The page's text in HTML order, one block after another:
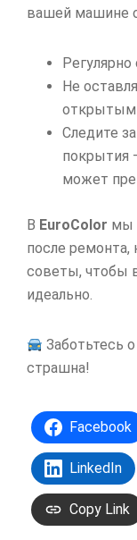
вашей машине
Не
открытым
Следите
покрытия
может
В EuroColor мы
после ремонта,
советы, чтобы
идеально.
Заботьтесь
страшна!
Facebook
LinkedIn
Copy Link